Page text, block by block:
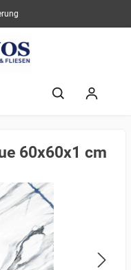
60x60x1 cm